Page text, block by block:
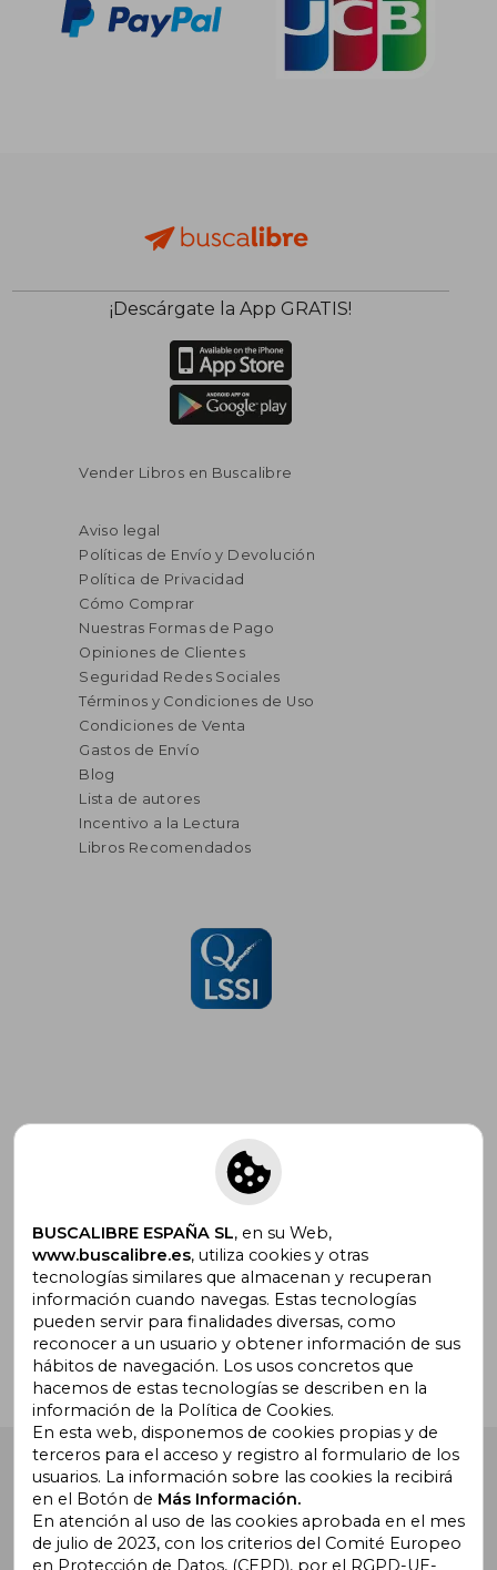
¡Descárgate la App GRATIS!
Vender Libros en Buscalibre
Aviso legal
Políticas de Envío y Devolución
Política de Privacidad
Cómo Comprar
Nuestras Formas de Pago
Opiniones de Clientes
Seguridad Redes Sociales
Términos y Condiciones de Uso
Condiciones de Venta
Gastos de Envío
Blog
Lista de autores
Incentivo a la Lectura
Libros Recomendados
Suscríbete para recibir ofertas y
promociones
¿Necesitas ayuda?
Ir a Centro de Soporte
Buscalibre España . Calle Energía, 65, Nave 3 (08940),
Cornellà de Llobregat, Barcelona. Derechos Reservados.
BUSCALIBRE ESPAÑA SL, en su Web,
www.buscalibre.es, utiliza cookies y otras
tecnologías similares que almacenan y recuperan
información cuando navegas. Estas tecnologías
pueden servir para finalidades diversas, como
reconocer a un usuario y obtener información de sus
hábitos de navegación. Los usos concretos que
hacemos de estas tecnologías se describen en la
información de la Política de Cookies.
En esta web, disponemos de cookies propias y de
terceros para el acceso y registro al formulario de los
usuarios. La información sobre las cookies la recibirá
en el Botón de Más Información.
En atención al uso de las cookies aprobada en el mes
de julio de 2023, con los criterios del Comité Europeo
en Protección de Datos, (CEPD), por el RGPD-UE-